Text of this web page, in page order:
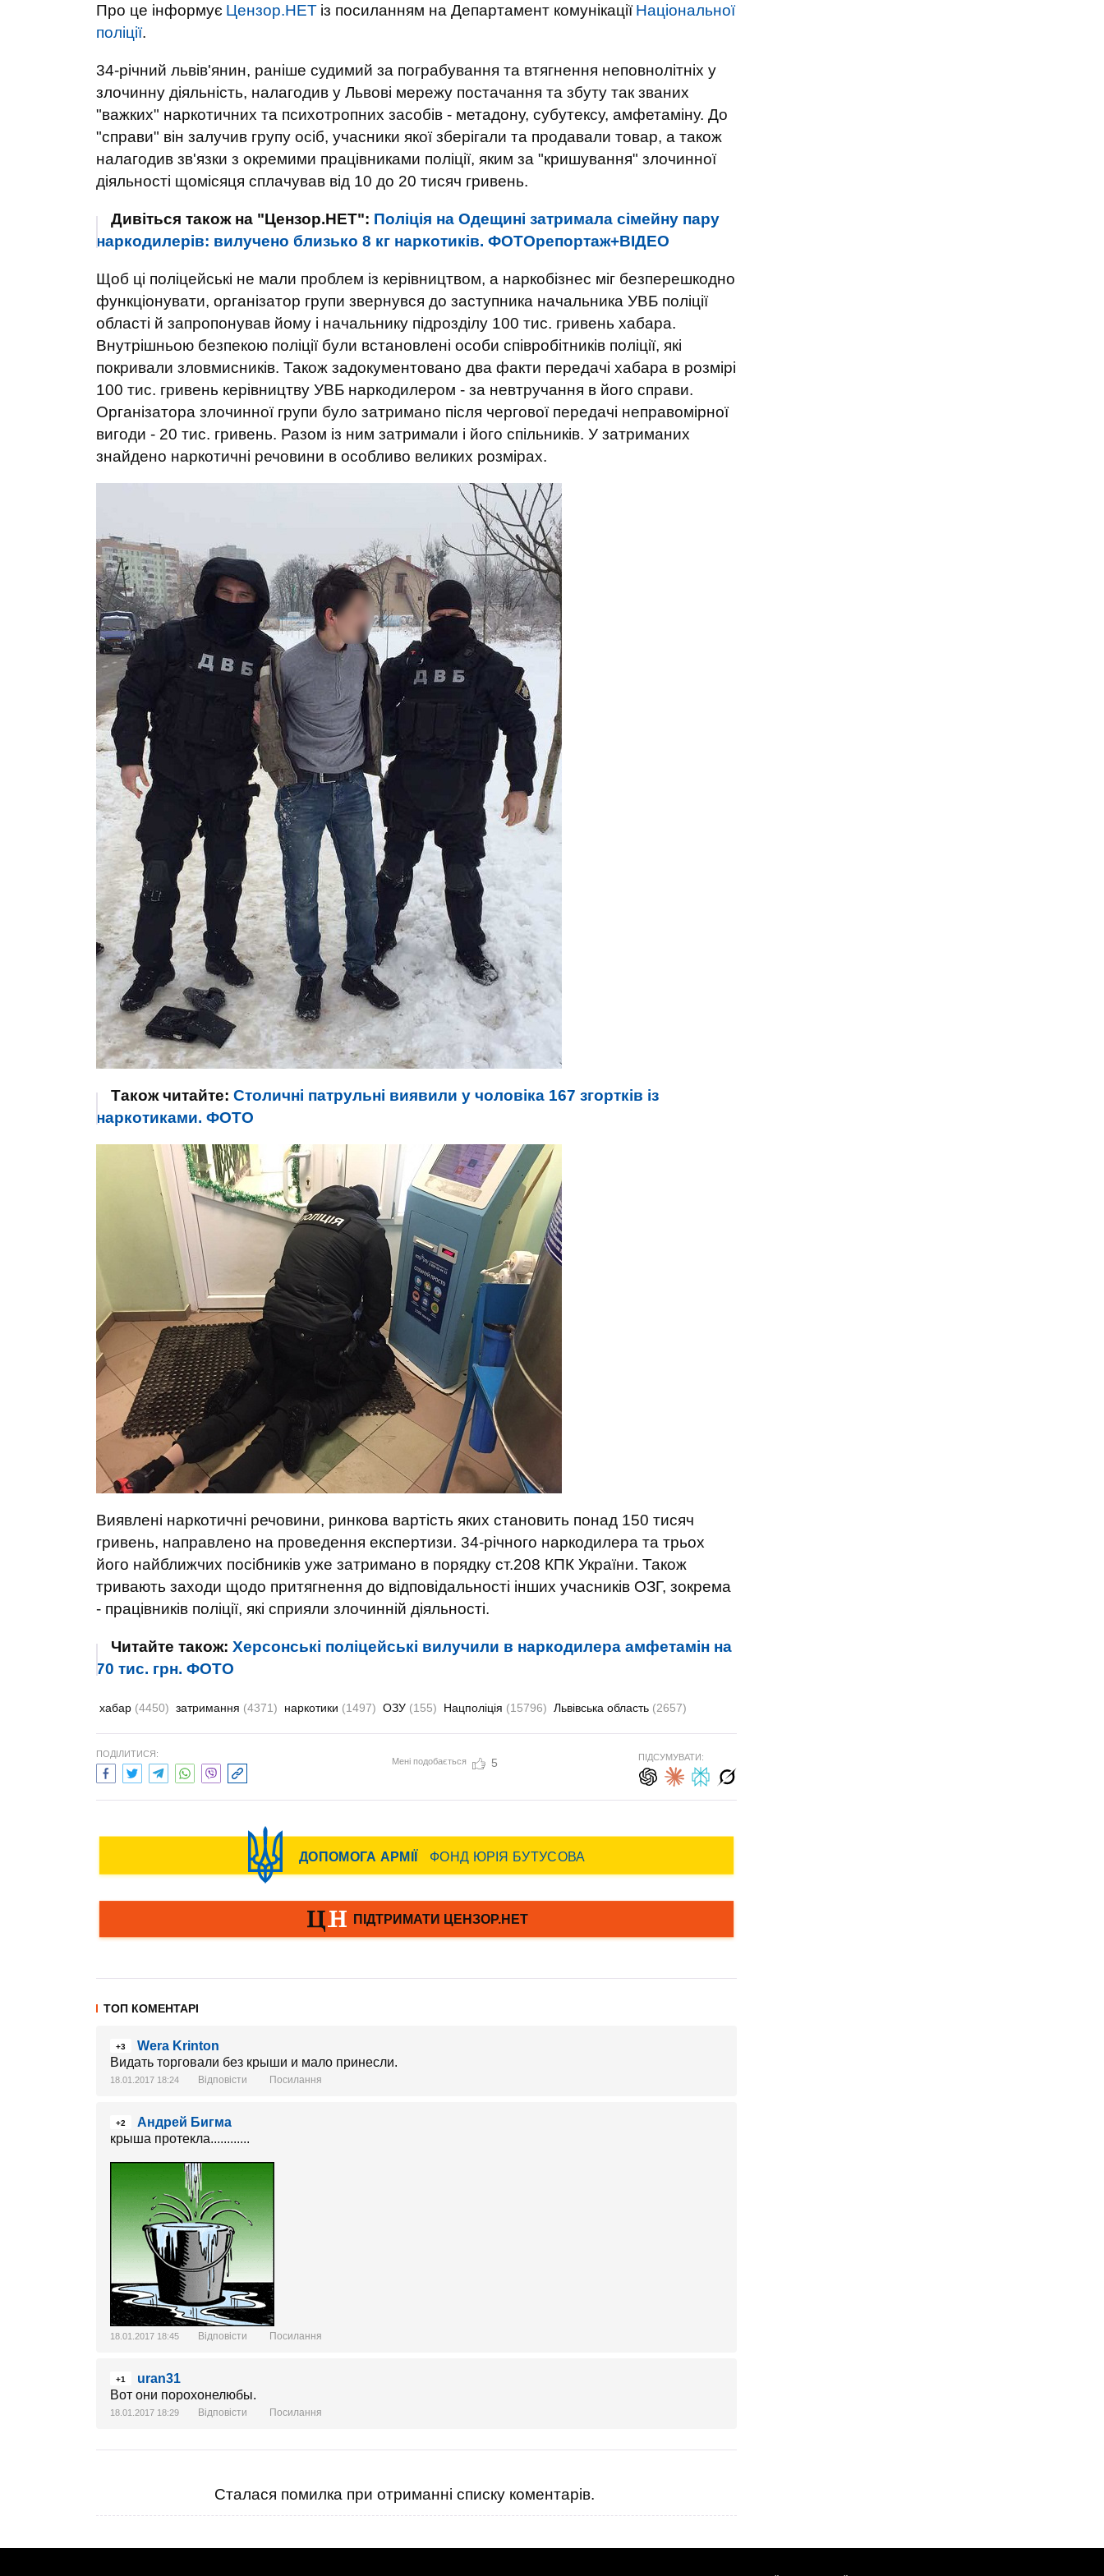
Про це інформує Цензор.НЕТ із посиланням на Департамент комунікації Національної
поліції.
34-річний львів'янин, раніше судимий за пограбування та втягнення неповнолітніх у
злочинну діяльність, налагодив у Львові мережу постачання та збуту так званих
"важких" наркотичних та психотропних засобів - метадону, субутексу, амфетаміну. До
"справи" він залучив групу осіб, учасники якої зберігали та продавали товар, а також
налагодив зв'язки з окремими працівниками поліції, яким за "кришування" злочинної
діяльності щомісяця сплачував від 10 до 20 тисяч гривень.
Дивіться також на "Цензор.НЕТ": Поліція на Одещині затримала сімейну пару
наркодилерів: вилучено близько 8 кг наркотиків. ФОТОрепортаж+ВІДЕО
Щоб ці поліцейські не мали проблем із керівництвом, а наркобізнес міг безперешкодно
функціонувати, організатор групи звернувся до заступника начальника УВБ поліції
області й запропонував йому і начальнику підрозділу 100 тис. гривень хабара.
Внутрішньою безпекою поліції були встановлені особи співробітників поліції, які
покривали зловмисників. Також задокументовано два факти передачі хабара в розмірі
100 тис. гривень керівництву УВБ наркодилером - за невтручання в його справи.
Організатора злочинної групи було затримано після чергової передачі неправомірної
вигоди - 20 тис. гривень. Разом із ним затримали і його спільників. У затриманих
знайдено наркотичні речовини в особливо великих розмірах.
Також читайте: Столичні патрульні виявили у чоловіка 167 згортків із
наркотиками. ФОТО
Виявлені наркотичні речовини, ринкова вартість яких становить понад 150 тисяч
гривень, направлено на проведення експертизи. 34-річного наркодилера та трьох
його найближчих посібників уже затримано в порядку ст.208 КПК України. Також
тривають заходи щодо притягнення до відповідальності інших учасників ОЗГ, зокрема
- працівників поліції, які сприяли злочинній діяльності.
Читайте також: Херсонські поліцейські вилучили в наркодилера амфетамін на
70 тис. грн. ФОТО
хабар (4450) затримання (4371) наркотики (1497) ОЗУ (155) Нацполіція (15796) Львівська область (2657)
ПОДІЛИТИСЯ:
Мені подобається 5 ПІДСУМУВАТИ:
ТОП КОМЕНТАРІ
+3
Wera Krinton
Видать торговали без крыши и мало принесли.
18.01.2017 18:24 Відповісти Посилання
+2
Андрей Бигма
крыша протекла............
18.01.2017 18:45 Відповісти Посилання
+1
uran31
Вот они порохонелюбы.
18.01.2017 18:29 Відповісти Посилання
Сталася помилка при отриманні списку коментарів.